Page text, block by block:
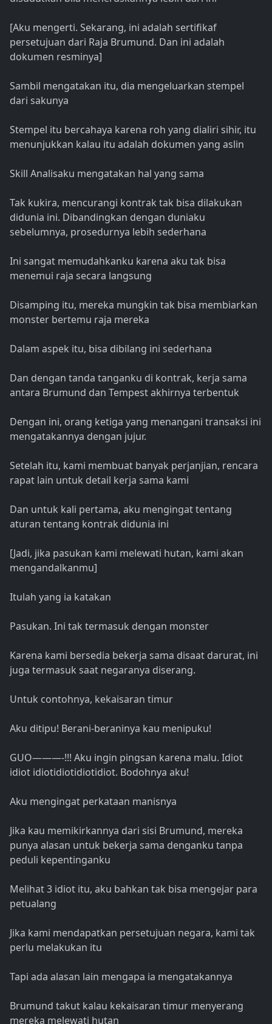
[Aku mengerti. Sekarang, ini adalah sertifikaf
persetujuan dari Raja Brumund. Dan ini adalah
dokumen resminya]
Sambil mengatakan itu, dia mengeluarkan stempel
dari sakunya
Stempel itu bercahaya karena roh yang dialiri sihir, itu
menunjukkan kalau itu adalah dokumen yang aslin
Skill Analisaku mengatakan hal yang sama
Tak kukira, mencurangi kontrak tak bisa dilakukan
didunia ini. Dibandingkan dengan duniaku
sebelumnya, prosedurnya lebih sederhana
Ini sangat memudahkanku karena aku tak bisa
menemui raja secara langsung
Disamping itu, mereka mungkin tak bisa membiarkan
monster bertemu raja mereka
Dalam aspek itu, bisa dibilang ini sederhana
Dan dengan tanda tanganku di kontrak, kerja sama
antara Brumund dan Tempest akhirnya terbentuk
Dengan ini, orang ketiga yang menangani transaksi ini
mengatakannya dengan jujur.
Setelah itu, kami membuat banyak perjanjian, rencara
rapat lain untuk detail kerja sama kami
Dan untuk kali pertama, aku mengingat tentang
aturan tentang kontrak didunia ini
[Jadi, jika pasukan kami melewati hutan, kami akan
mengandalkanmu]
Itulah yang ia katakan
Pasukan. Ini tak termasuk dengan monster
Karena kami bersedia bekerja sama disaat darurat, ini
juga termasuk saat negaranya diserang.
Untuk contohnya, kekaisaran timur
Aku ditipu! Berani-beraninya kau menipuku!
GUO———-!!! Aku ingin pingsan karena malu. Idiot
idiot idiotidiotidiotidiot. Bodohnya aku!
Aku mengingat perkataan manisnya
Jika kau memikirkannya dari sisi Brumund, mereka
punya alasan untuk bekerja sama denganku tanpa
peduli kepentinganku
Melihat 3 idiot itu, aku bahkan tak bisa mengejar para
petualang
Jika kami mendapatkan persetujuan negara, kami tak
perlu melakukan itu
Tapi ada alasan lain mengapa ia mengatakannya
Brumund takut kalau kekaisaran timur menyerang
mereka melewati hutan